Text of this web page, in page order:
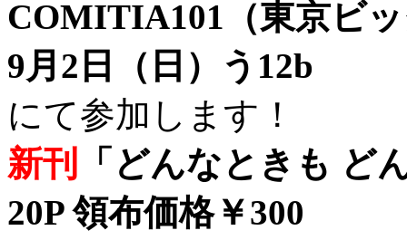
COMITIA101（東京ビ
9月2日（日）う12b
にて参加します！
新刊
「どんなときも ど
20P 領布価格￥300